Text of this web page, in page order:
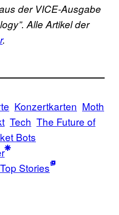
der VICE-Ausgabe
Alle Artikel der
.
Konzertkarten Moth
Tech The Future of
Bots
Stories